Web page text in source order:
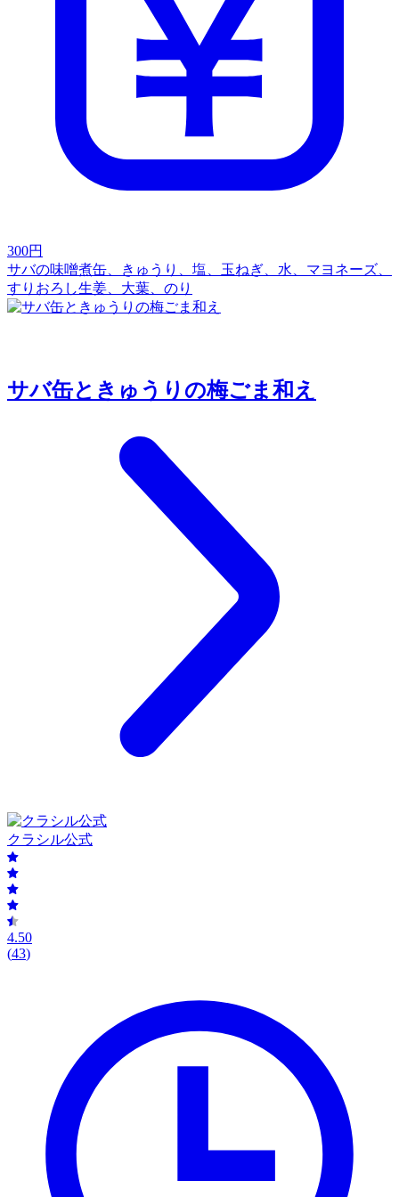
300円
サバの味噌煮缶、きゅうり、塩、玉ねぎ、水、マヨネーズ、
すりおろし生姜、大葉、のり
サバ缶ときゅうりの梅ごま和え
クラシル公式
4.50
(43)